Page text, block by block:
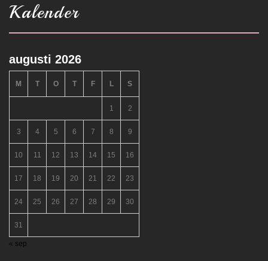
Kalender
augusti 2026
M T O T F L S
1 2
3 4 5 6 7 8 9
10 11 12 13 14 15 16
17 18 19 20 21 22 23
24 25 26 27 28 29 30
31
« sep